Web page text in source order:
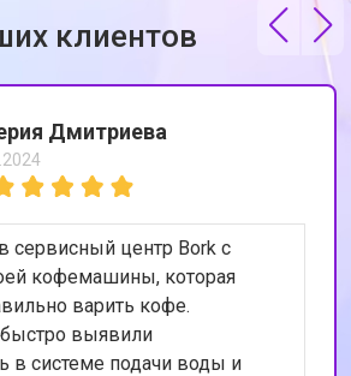
клиентов
Дмитриева
сервисный центр Bork с
кофемашины, которая
варить кофе.
выявили
в системе подачи воды и